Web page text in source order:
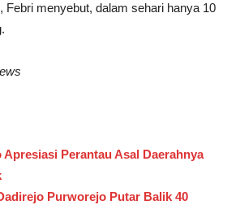
Febri menyebut, dalam sehari hanya 10
Perantau Asal Daerahnya
Purworejo Putar Balik 40